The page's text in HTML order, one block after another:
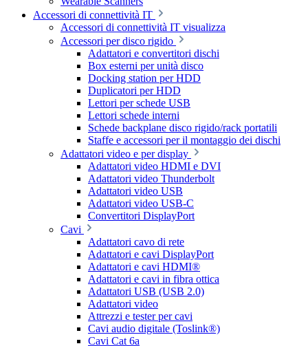
Accessori di connettività IT
Accessori di connettività IT visualizza
Accessori per disco rigido
Adattatori e convertitori dischi
Box esterni per unità disco
Docking station per HDD
Duplicatori per HDD
Lettori per schede USB
Lettori schede interni
Schede backplane disco rigido/rack portatili
Staffe e accessori per il montaggio dei dischi
Adattatori video e per display
Adattatori video HDMI e DVI
Adattatori video Thunderbolt
Adattatori video USB
Adattatori video USB-C
Convertitori DisplayPort
Cavi
Adattatori cavo di rete
Adattatori e cavi DisplayPort
Adattatori e cavi HDMI®
Adattatori e cavi in fibra ottica
Adattatori USB (USB 2.0)
Adattatori video
Attrezzi e tester per cavi
Cavi audio digitale (Toslink®)
Cavi Cat 6a